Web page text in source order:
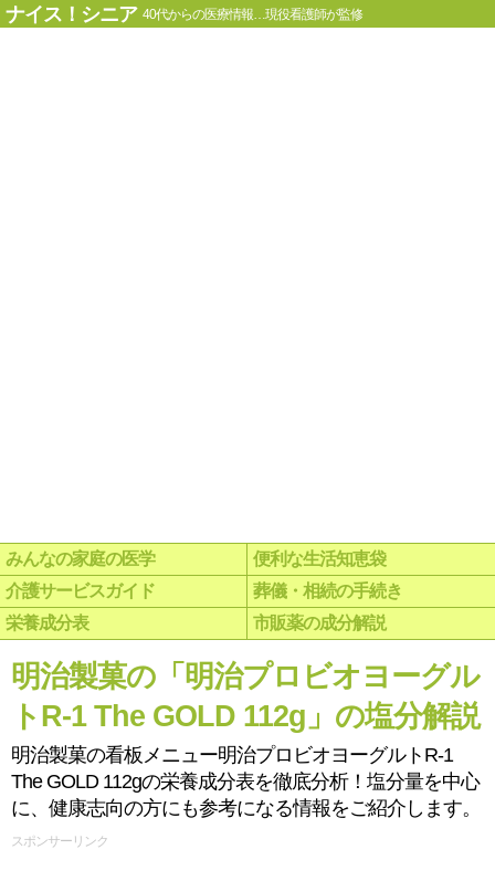
ナイス！シニア 40代からの医療情報…現役看護師が監修
みんなの家庭の医学
便利な生活知恵袋
介護サービスガイド
葬儀・相続の手続き
栄養成分表
市販薬の成分解説
明治製菓の「明治プロビオヨーグル
トR-1 The GOLD 112g」の塩分解説
明治製菓の看板メニュー明治プロビオヨーグルトR-1
The GOLD 112gの栄養成分表を徹底分析！塩分量を中心
に、健康志向の方にも参考になる情報をご紹介します。
スポンサーリンク